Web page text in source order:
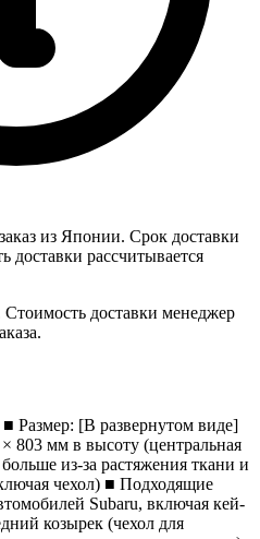
из Японии. Срок доставки
доставки рассчитывается
Стоимость доставки менеджер
Размер: [В развернутом виде]
803 мм в высоту (центральная
из-за растяжения ткани и
чехол) ■ Подходящие
Subaru, включая кей-
козырек (чехол для